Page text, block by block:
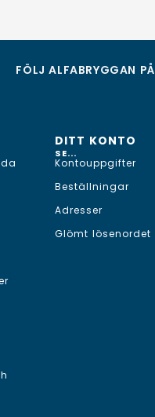
FÖLJ ALFABRYGGAN PÅ
DITT KONTO
SE...
Kontouppgifter
Beställningar
Adresser
Glömt lösenordet